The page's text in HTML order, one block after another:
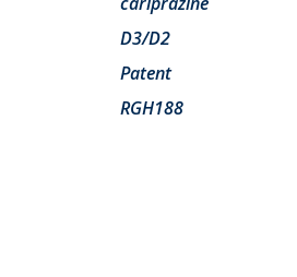
D3/D2
Patent
RGH188